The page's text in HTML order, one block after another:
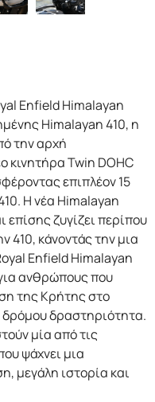
Enfield Himalayan
Himalayan 410, η
την αρχή
κινητήρα Twin DOHC
επιπλέον 15
Η νέα Himalayan
επίσης ζυγίζει περίπου
410, κάνοντάς την μια
Enfield Himalayan
ανθρώπους που
της Κρήτης στο
δρόμου δραστηριότητα.
μία από τις
ψάχνει μια
μεγάλη ιστορία και